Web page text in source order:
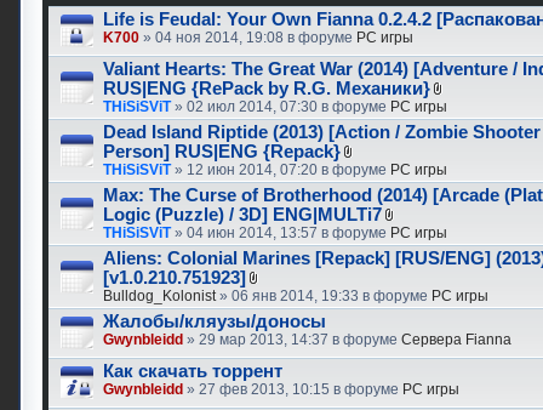
Life is Feudal: Your Own Fianna 0.2.4.2
K700 » 04 ноя 2014, 19:08 в форуме PC игры
Valiant Hearts: The Great War (2014) [Adventure /
RUS|ENG {RePack by R.G. Механики}
THiSiSViT» 02 июл 2014, 07:30 в форуме PC игры
Dead Island Riptide (2013) [Action / Zombie
Person] RUS|ENG {Repack}
THiSiSViT» 12 июн 2014, 07:20 в форуме PC игры
Max: The Curse of Brotherhood (2014) [Arcade
Logic (Puzzle) / 3D] ENG|MULTi7
THiSiSViT» 04 июн 2014, 13:57 в форуме PC игры
Aliens: Colonial Marines [Repack] [RUS/ENG]
[v1.0.210.751923]
Bulldog_Kolonist» 06 янв 2014, 19:33 в форуме PC игры
Жалобы/кляузы/доносы
Gwynbleidd » 29 мар 2013, 14:37 в форуме Сервера Fianna
Как скачать торрент
Gwynbleidd » 27 фев 2013, 10:15 в форуме PC игры